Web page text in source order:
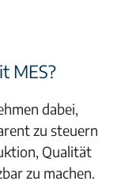
MES?
dabei,
zu steuern
Qualität
zu machen.